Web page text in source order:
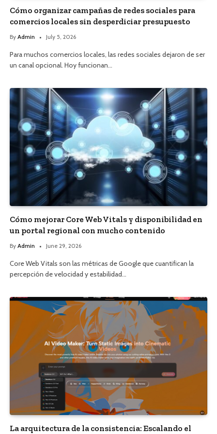
Cómo organizar campañas de redes sociales para
comercios locales sin desperdiciar presupuesto
By Admin July 5, 2026
Para muchos comercios locales, las redes sociales dejaron de ser
un canal opcional. Hoy funcionan…
Cómo mejorar Core Web Vitals y disponibilidad en
un portal regional con mucho contenido
By Admin June 29, 2026
Core Web Vitals son las métricas de Google que cuantifican la
percepción de velocidad y estabilidad…
La arquitectura de la consistencia: Escalando el